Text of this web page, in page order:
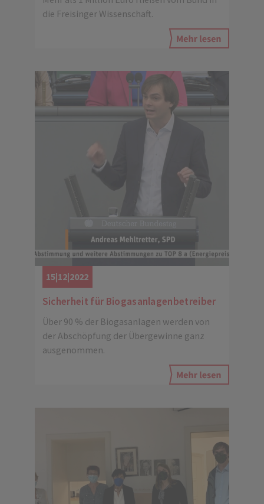
die Freisinger Wissenschaft.
15|12|2022
Sicherheit für Biogasanlagenbetreiber
Über 90 % der Biogasanlagen werden von
der Abschöpfung der Übergewinne ganz
ausgenommen.